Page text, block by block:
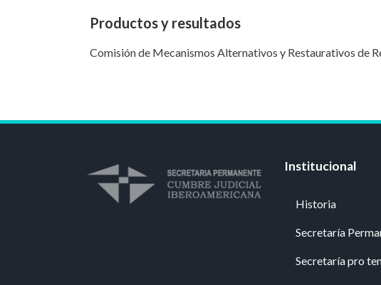
Productos y resultados
Comisión de Mecanismos Alternativos y Restaurativos de
Institucional
Historia
Secretaría
Secretaría pro